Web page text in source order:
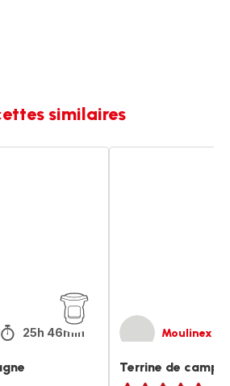
similaires
25h 46min Moulinex
Terrine de